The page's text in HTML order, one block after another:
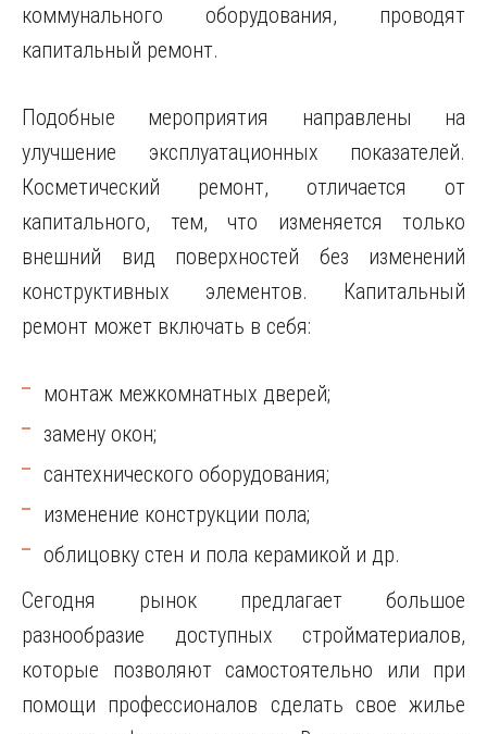
коммунального оборудования, проводят
капитальный ремонт.
Подобные мероприятия направлены на
улучшение эксплуатационных показателей.
Косметический ремонт, отличается от
капитального, тем, что изменяется только
внешний вид поверхностей без изменений
конструктивных элементов. Капитальный
ремонт может включать в себя:
монтаж межкомнатных дверей;
замену окон;
сантехнического оборудования;
изменение конструкции пола;
облицовку стен и пола керамикой и др.
Сегодня рынок предлагает большое
разнообразие доступных стройматериалов,
которые позволяют самостоятельно или при
помощи профессионалов сделать свое жилье